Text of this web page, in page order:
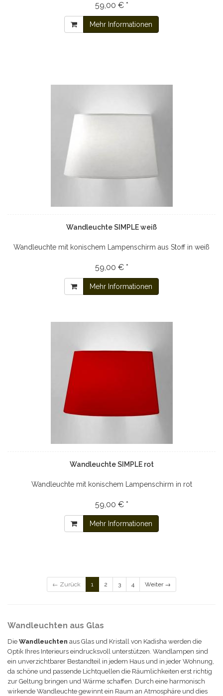
59,00 € *
Mehr Informationen
Wandleuchte SIMPLE weiß
Wandleuchte mit konischem Lampenschirm aus Stoff in weiß
59,00 € *
Mehr Informationen
Wandleuchte SIMPLE rot
Wandleuchte mit konischem Lampenschirm in rot
59,00 € *
Mehr Informationen
← Zurück 1 2 3 4 Weiter →
Wandleuchten aus Glas
Die Wandleuchten aus Glas und Kristall von Kadisha werden die
Optik Ihres Interieurs eindrucksvoll unterstützen. Wandlampen sind
ein unverzichtbarer Bestandteil in jedem Haus und in jeder Wohnung,
da schöne und passende Lichtquellen die Räumlichkeiten erst richtig
zur Geltung bringen und Wärme schaffen. Durch eine harmonisch
wirkende Wandleuchte gewinnt ein Raum an Atmosphäre und dies